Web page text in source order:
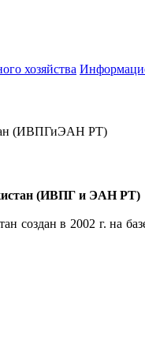
хозяйства
(ИВПГиЭАН РТ)
(ИВПГ и ЭАН РТ)
создан в 2002 г. на